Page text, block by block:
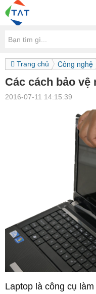
Trang chủ Công nghệ
Các cách bảo vệ
2016-07-11 14:15:39
Laptop là công cụ